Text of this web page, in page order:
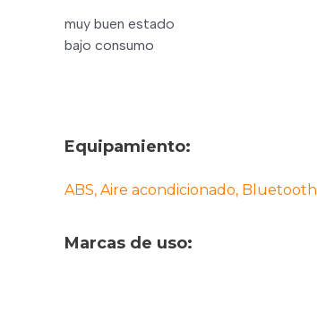
muy buen estado
bajo consumo
Equipamiento:
ABS, Aire acondicionado, Bluetooth
Marcas de uso: